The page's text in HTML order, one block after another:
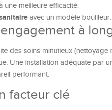
une meilleure efficacité.
avec un modèle bouilleur.
à
des soins minutieux (nettoyage
Une installation adéquate par
performant.
facteur clé